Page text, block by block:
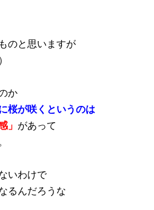
のと思いますが
か
桜が咲くというのは
」 があって
いわけで
るんだろうな